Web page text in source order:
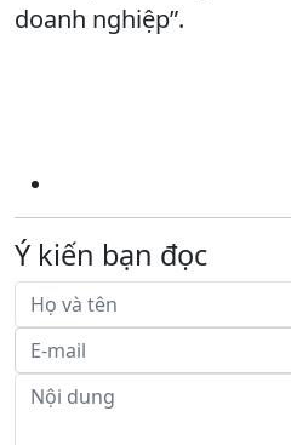
doanh nghiệp”.
Ý kiến bạn đọc